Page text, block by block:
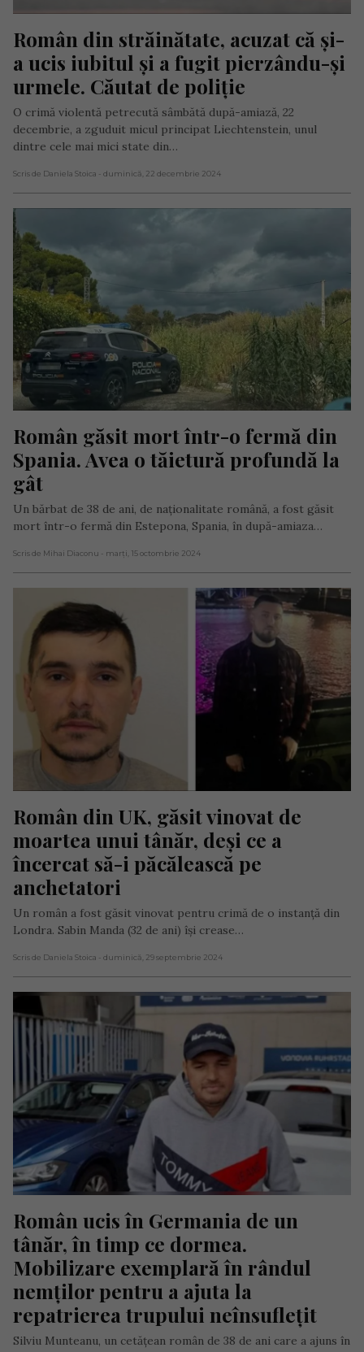
Român din străinătate, acuzat că și-
a ucis iubitul și a fugit pierzându-și
urmele. Căutat de poliție
O crimă violentă petrecută sâmbătă după-amiază, 22
decembrie, a zguduit micul principat Liechtenstein, unul
dintre cele mai mici state din…
Scris de Daniela Stoica - duminică, 22 decembrie 2024
Român găsit mort într-o fermă din
Spania. Avea o tăietură profundă la
gât
Un bărbat de 38 de ani, de naționalitate română, a fost găsit
mort într-o fermă din Estepona, Spania, în după-amiaza…
Scris de Mihai Diaconu - marți, 15 octombrie 2024
Român din UK, găsit vinovat de
moartea unui tânăr, deși ce a
încercat să-i păcălească pe
anchetatori
Un român a fost găsit vinovat pentru crimă de o instanță din
Londra. Sabin Manda (32 de ani) își crease…
Scris de Daniela Stoica - duminică, 29 septembrie 2024
Român ucis în Germania de un
tânăr, în timp ce dormea.
Mobilizare exemplară în rândul
nemților pentru a ajuta la
repatrierea trupului neînsuflețit
Silviu Munteanu, un cetățean român de 38 de ani care a ajuns în